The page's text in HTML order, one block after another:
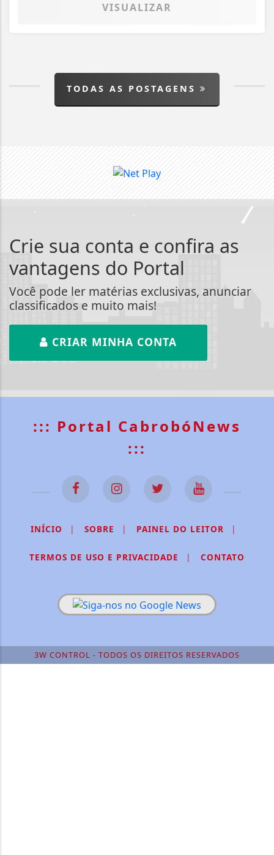
VISUALIZAR
TODAS AS POSTAGENS
Crie sua conta e confira as
vantagens do Portal
Você pode ler matérias exclusivas, anunciar
classificados e muito mais!
CRIAR MINHA CONTA
::: Portal CabrobóNews
:::
INÍCIO | SOBRE | PAINEL DO LEITOR |
TERMOS DE USO E PRIVACIDADE | CONTATO
3W CONTROL - TODOS OS DIREITOS RESERVADOS